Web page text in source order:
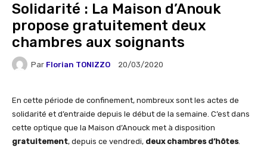
Solidarité : La Maison d’Anouk
propose gratuitement deux
chambres aux soignants
Par Florian TONIZZO 20/03/2020
En cette période de confinement, nombreux sont les actes de
solidarité et d’entraide depuis le début de la semaine. C’est dans
cette optique que la Maison d’Anouck met à disposition
gratuitement, depuis ce vendredi, deux chambres d’hôtes.